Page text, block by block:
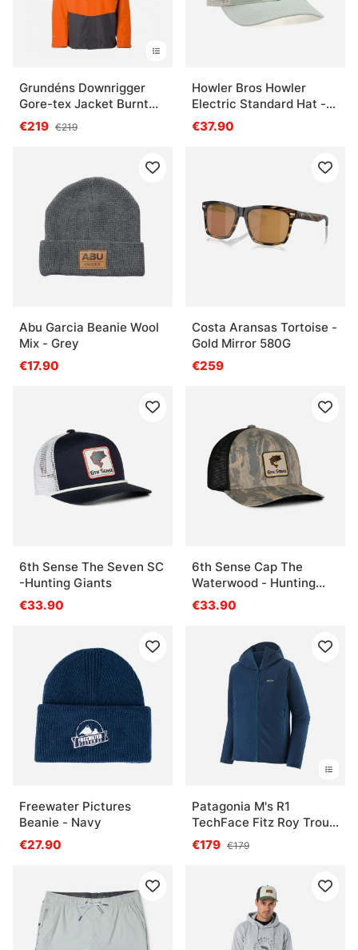
Grundéns Downrigger
Gore-tex Jacket Burnt
Orange
€219 €219
Howler Bros Howler
Electric Standard Hat -
Seafoam/White
€37.90
Abu Garcia Beanie Wool
Mix - Grey
€17.90
Costa Aransas Tortoise -
Gold Mirror 580G
€259
6th Sense The Seven SC
-Hunting Giants
€33.90
6th Sense Cap The
Waterwood - Hunting
Giants
€33.90
Freewater Pictures
Beanie - Navy
€27.90
Patagonia M's R1
TechFace Fitz Roy Trout
Hoody, Tidepool Blue
€179 €179